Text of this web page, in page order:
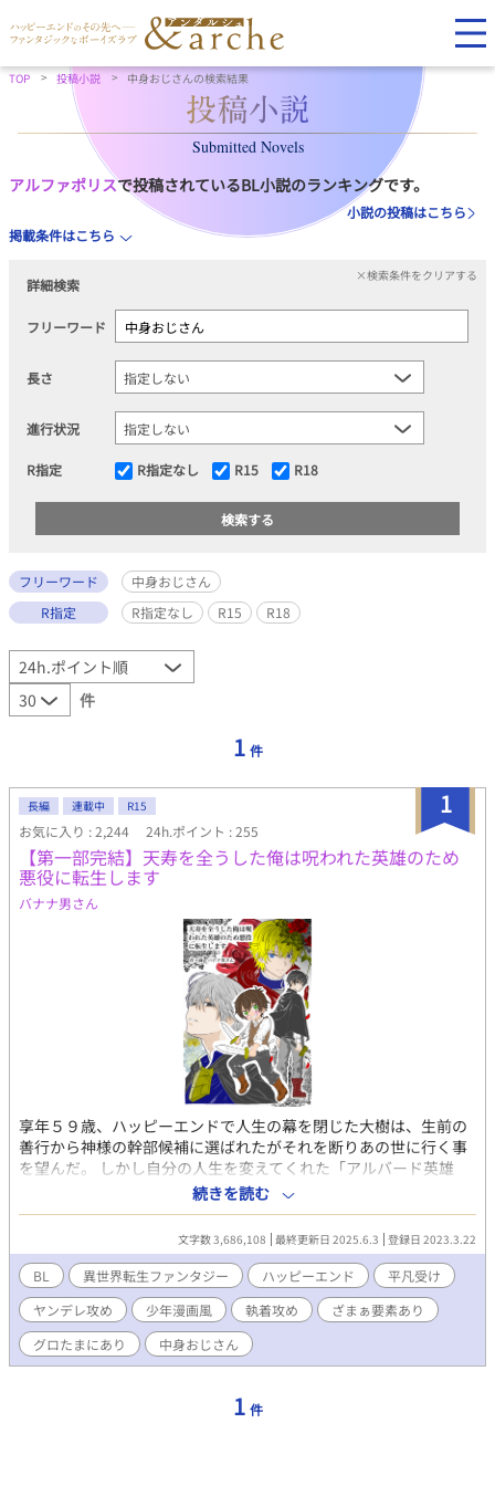
TOP 投稿小説 中身おじさんの検索結果
Submitted Novels
アルファポリスで投稿されているBL小説のランキングです。
小説の投稿はこちら
掲載条件はこちら
詳細検索
×検索条件をクリアする
フリーワード
長さ
進行状況
R指定 R指定なし R15 R18
フリーワード
中身おじさん
R指定
R指定なし R15 R18
件
1 件
1
長編 連載中 R15
お気に入り : 2,244 24h.ポイント : 255
【第一部完結】天寿を全うした俺は呪われた英雄のため
悪役に転生します
バナナ男さん
享年５９歳、ハッピーエンドで人生の幕を閉じた大樹は、生前の
善行から神様の幹部候補に選ばれたがそれを断りあの世に行く事
を望んだ。 しかし自分の人生を変えてくれた「アルバード英雄
記」がこれから起こる未来を綴った予言書であった事を知り、そ
の本の主人公である呪われた英雄＜レオンハルト＞を助けたいと
望むも、運命を変えることはできないときっぱり告げられてしま
う。 しかしそれでも自分なりのハッピーエンドを目指すと誓い転
生───しかし平凡の代名詞である大樹が転生したのは平凡な平
民ではなく……？ 少年マンガとBLの半々の作品が読みたくてコツ
コツ書いていたら物凄い量になってしまったため投稿してみるこ
とにしました。 （後に）美形の英雄 ✕ （中身おじいちゃん）
平凡、攻ヤンデレ注意です。 文章を書くことに関して素人ですの
す。 また歴史的な知識や出てくる施設などの設定も作者の無知ゆ
えの全てファンタジーのものだと思って下さい。
続きを読む
文字数 3,686,108 最終更新日 2025.6.3 登録日 2023.3.22
BL 異世界転生ファンタジー ハッピーエンド
平凡受け
ヤンデレ攻め
少年漫画風 執着攻め
ざまぁ要素あり
グロたまにあり
中身おじさん
1 件